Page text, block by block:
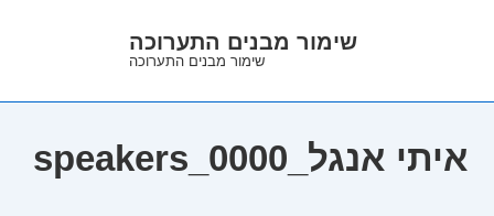
Main
שימור מבנים התערוכה
שימור מבנים התערוכה
speakers_0000_איתי אנגל